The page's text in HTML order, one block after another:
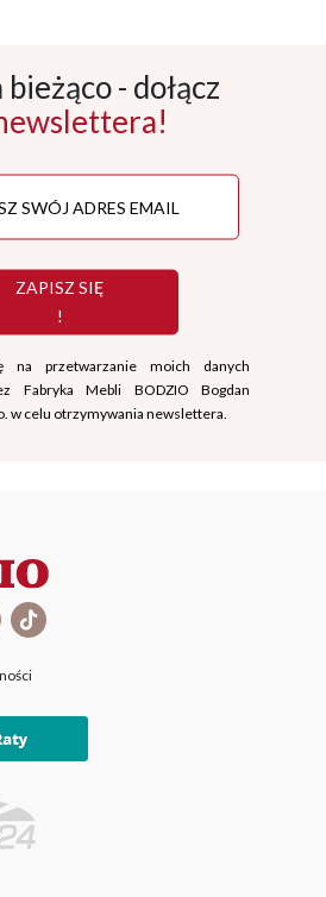
bieżąco - dołącz
ZAPISZ SIĘ
!
na przetwarzanie moich danych
Fabryka Mebli BODZIO Bogdan
w celu otrzymywania newslettera.